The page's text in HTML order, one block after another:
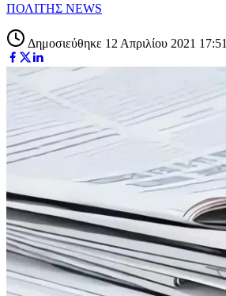
ΠΟΛΙΤΗΣ NEWS
Δημοσιεύθηκε 12 Απριλίου 2021 17:51